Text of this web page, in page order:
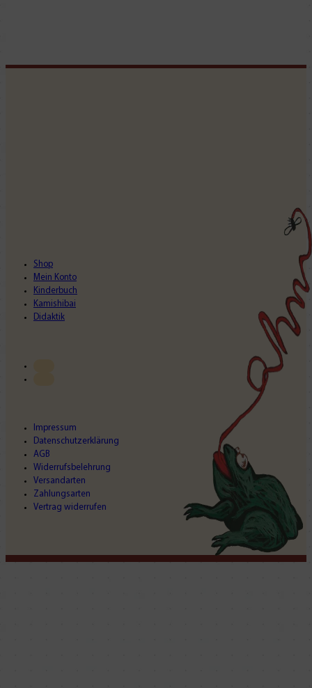
Shop
Mein Konto
Kinderbuch
Kamishibai
Didaktik
Impressum
Datenschutzerklärung
AGB
Widerrufsbelehrung
Versandarten
Zahlungsarten
Vertrag widerrufen